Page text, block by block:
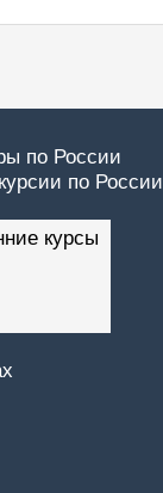
по России
по России
курсы